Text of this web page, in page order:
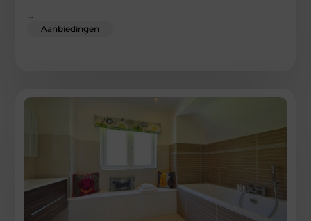
...
Aanbiedingen